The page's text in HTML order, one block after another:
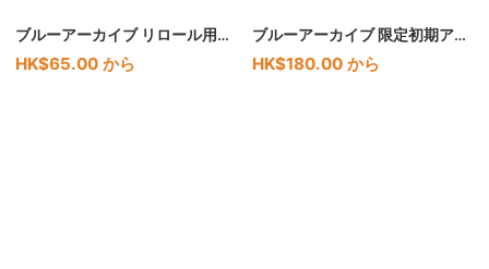
ブルーアーカイブ リロール用リ
ソースアカウント
HK$65.00 から
ブルーアーカイブ 限定初期アカ
ウント
HK$180.00 から